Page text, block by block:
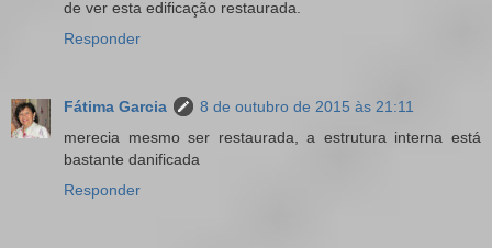
de ver esta edificação restaurada.
Responder
Fátima Garcia
8 de outubro de 2015 às 21:11
merecia mesmo ser restaurada, a estrutura interna está
bastante danificada
Responder